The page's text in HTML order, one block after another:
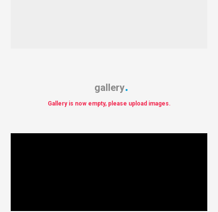
gallery
Gallery is now empty, please upload images.